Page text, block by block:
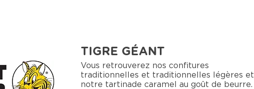
TIGRE GÉANT
Vous retrouverez nos confitures
traditionnelles et traditionnelles légères et
notre tartinade caramel au goût de beurre.